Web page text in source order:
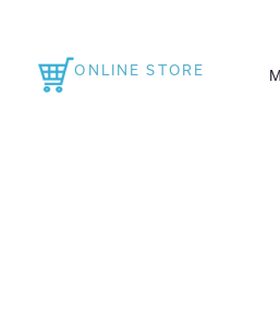
ONLINE STORE